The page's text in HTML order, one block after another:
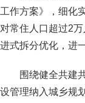
工作方案》，细化
对常住人口超过2
进式拆分优化，进
围绕健全共建
设管理纳入城乡规